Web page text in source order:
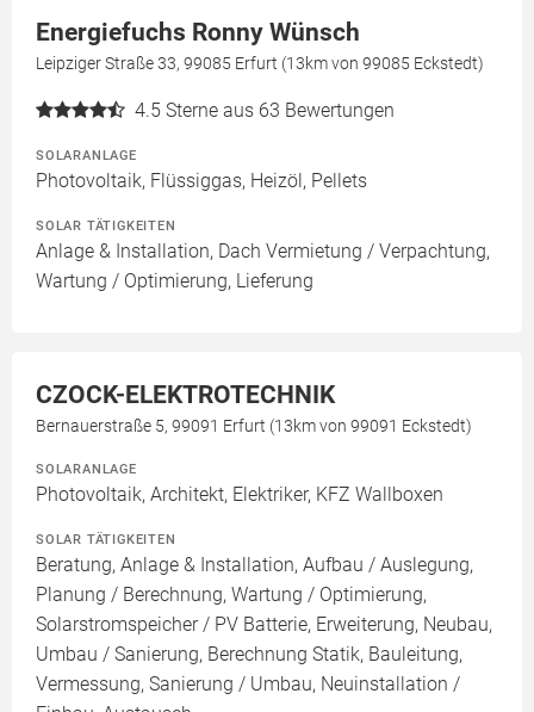
Energiefuchs Ronny Wünsch
Leipziger Straße 33, 99085 Erfurt (13km von 99085 Eckstedt)
4.5 Sterne aus 63 Bewertungen
SOLARANLAGE
Photovoltaik, Flüssiggas, Heizöl, Pellets
SOLAR TÄTIGKEITEN
Anlage & Installation, Dach Vermietung / Verpachtung,
Wartung / Optimierung, Lieferung
CZOCK-ELEKTROTECHNIK
Bernauerstraße 5, 99091 Erfurt (13km von 99091 Eckstedt)
SOLARANLAGE
Photovoltaik, Architekt, Elektriker, KFZ Wallboxen
SOLAR TÄTIGKEITEN
Beratung, Anlage & Installation, Aufbau / Auslegung,
Planung / Berechnung, Wartung / Optimierung,
Solarstromspeicher / PV Batterie, Erweiterung, Neubau,
Umbau / Sanierung, Berechnung Statik, Bauleitung,
Vermessung, Sanierung / Umbau, Neuinstallation /